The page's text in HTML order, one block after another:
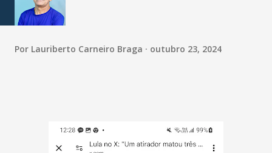
Por Lauriberto Carneiro Braga outubro 23, 2024